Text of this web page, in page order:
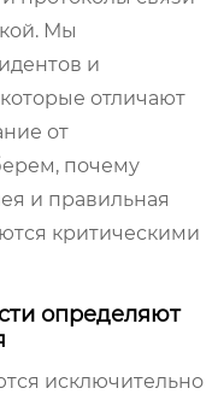
Мы
и
отличают
от
почему
и правильная
критическими
определяют
исключительно